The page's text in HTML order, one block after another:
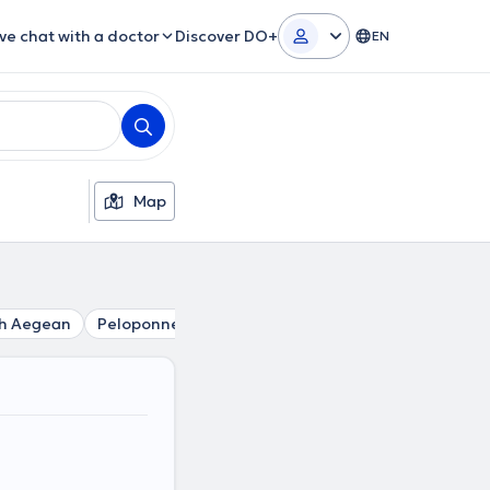
chat with a doctor Discover DO+ EN
Map
Aegean Peloponnese